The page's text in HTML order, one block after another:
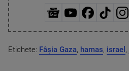
Etichete: Fâșia Gaza, hamas, israel ,